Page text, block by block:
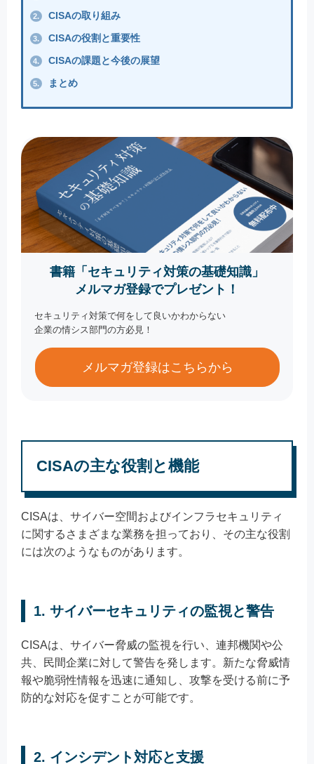
2. CISAの取り組み
3. CISAの役割と重要性
4. CISAの課題と今後の展望
5. まとめ
書籍「セキュリティ対策の基礎知識」
メルマガ登録でプレゼント！
セキュリティ対策で何をして良いかわからない
企業の情シス部門の方必見！
メルマガ登録はこちらから
CISAの主な役割と機能
CISAは、サイバー空間およびインフラセキュリティ
に関するさまざまな業務を担っており、その主な役割
には次のようなものがあります。
1. サイバーセキュリティの監視と警告
CISAは、サイバー脅威の監視を行い、連邦機関や公
共、民間企業に対して警告を発します。新たな脅威情
報や脆弱性情報を迅速に通知し、攻撃を受ける前に予
防的な対応を促すことが可能です。
2. インシデント対応と支援